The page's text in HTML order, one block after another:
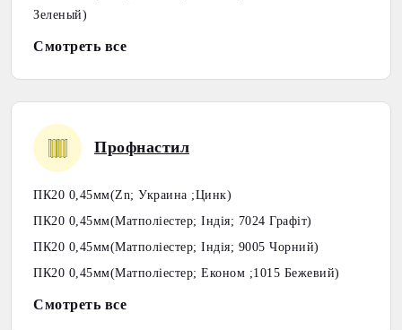
Зеленый)
Смотреть все
Профнастил
ПК20 0,45мм(Zn; Украина ;Цинк)
ПК20 0,45мм(Матполіестер; Індія; 7024 Графіт)
ПК20 0,45мм(Матполіестер; Індія; 9005 Чорний)
ПК20 0,45мм(Матполіестер; Економ ;1015 Бежевий)
Смотреть все